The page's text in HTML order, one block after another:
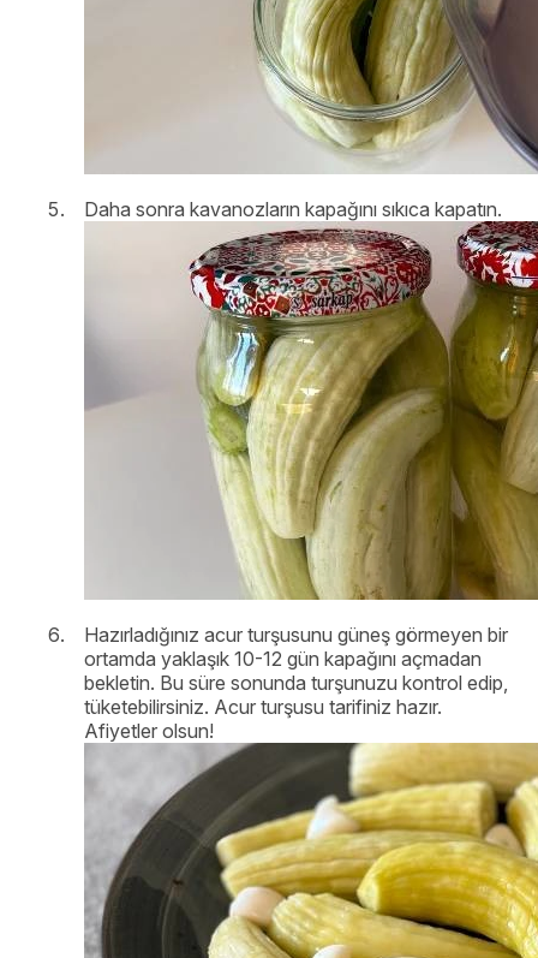
Daha sonra kavanozların kapağını sıkıca kapatın.
Hazırladığınız acur turşusunu güneş görmeyen bir
ortamda yaklaşık 10-12 gün kapağını açmadan
bekletin. Bu süre sonunda turşunuzu kontrol edip,
tüketebilirsiniz. Acur turşusu tarifiniz hazır.
Afiyetler olsun!